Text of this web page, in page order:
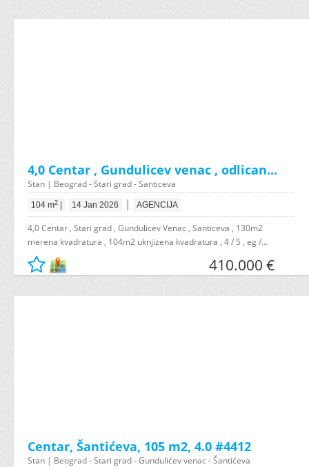
4,0 Centar , Gundulicev venac , odlican...
Stan | Beograd - Stari grad - Santiceva
104 m2 14 Jan 2026 | AGENCIJA
4,0 Centar , Stari grad , Gundulicev Venac , Santiceva , 130m2
merena kvadratura , 104m2 uknjizena kvadratura , 4 / 5 , eg /...
410.000 €
Centar, Šantićeva, 105 m2, 4.0 #4412
Stan | Beograd - Stari grad - Gundulićev venac - Šantićeva